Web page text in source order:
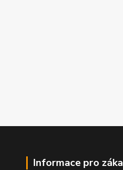
Informace pro